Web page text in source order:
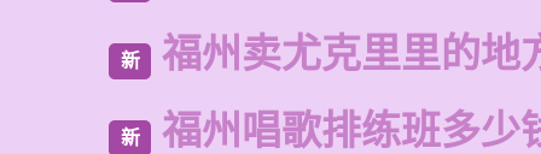
新 福州卖尤克里里的地
新 福州唱歌排练班多少